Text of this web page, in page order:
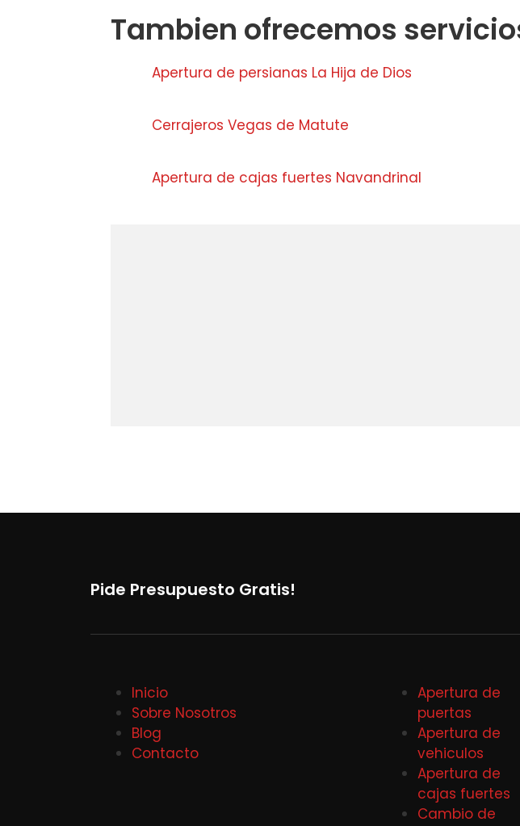
Tambien ofrecemos
Apertura de persianas La Hija de Dios
Cerrajeros Vegas de Matute
Apertura de cajas fuertes Navandrinal
Pide Presupuesto Gratis!
Inicio
Sobre Nosotros
Blog
Contacto
Apertura de
puertas
Apertura de
vehiculos
Apertura de
cajas fuertes
Cambio de